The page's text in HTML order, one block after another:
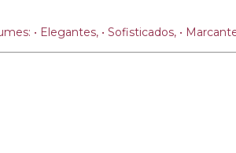
• Elegantes, • Sofisticados, •